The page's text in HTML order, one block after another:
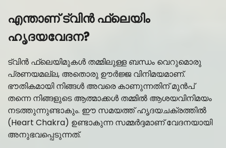
എന്താണ് ട്വിൻ ഫ്ലെയിം
ഹൃദയവേദന?
ട്വിൻ ഫ്ലെയിമുകൾ തമ്മിലുള്ള ബന്ധം വെറുമൊരു
പ്രണയമല്ല, അതൊരു ഊർജ്ജ വിനിമയമാണ്.
ഭൗതികമായി നിങ്ങൾ അവരെ കാണുന്നതിന് മുൻപ്
തന്നെ നിങ്ങളുടെ ആത്മാക്കൾ തമ്മിൽ ആശയവിനിമയം
നടത്തുന്നുണ്ടാകും. ഈ സമയത്ത് ഹൃദയചക്രത്തിൽ
(Heart Chakra) ഉണ്ടാകുന്ന സമ്മർദ്ദമാണ് വേദനയായി
അനുഭവപ്പെടുന്നത്.